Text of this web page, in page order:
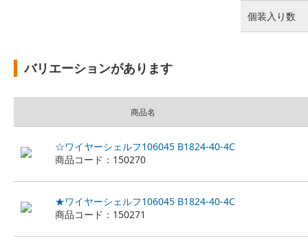
個装入り数
バリエーションがあります
商品名
☆ワイヤーシェルフ106045 B1824-40-4C
商品コード：150270
★ワイヤーシェルフ106045 B1824-40-4C
商品コード：150271